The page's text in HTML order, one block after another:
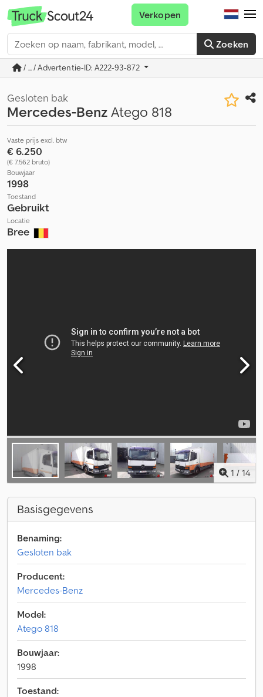
Zoeken
Verkopen
/ ... / Advertentie-ID: A222-93-872
Gesloten bak
Mercedes-BenzAtego 818
Vaste prijs excl. btw
€ 6.250
(€ 7.562 bruto)
Bouwjaar
1998
Toestand
Gebruikt
Locatie
Bree
1 / 14
Basisgegevens
Benaming:
Gesloten bak
Producent:
Mercedes-Benz
Model:
Atego 818
Bouwjaar:
1998
Toestand: